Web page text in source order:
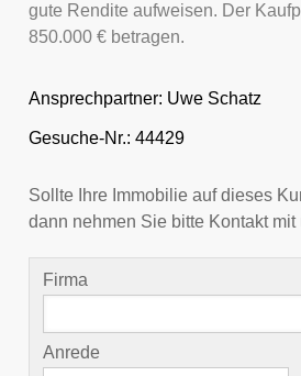
gute Rendite aufweisen. Der
850.000 € betragen.
Ansprechpartner: Uwe Schatz
Gesuche-Nr.: 44429
Sollte Ihre Immobilie auf dieses
dann nehmen Sie bitte Kontakt mit
Firma
Anrede